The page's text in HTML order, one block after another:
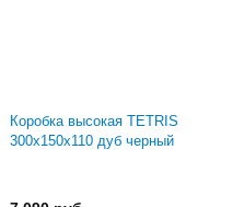
Коробка высокая TETRIS
300х150х110 дуб черный